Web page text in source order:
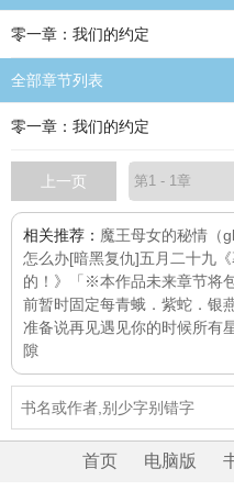
零一章：我们的约定
全部章节列表
零一章：我们的约定
上一页
相关推荐： 魔王母女的秘情（gl
怎么办[暗黑复仇]五月二十九
的！》「※本作品未来章节将
前暂时固定每青蛾．紫蛇．银
准备说再见遇见你的时候所有
隙
首页 电脑版